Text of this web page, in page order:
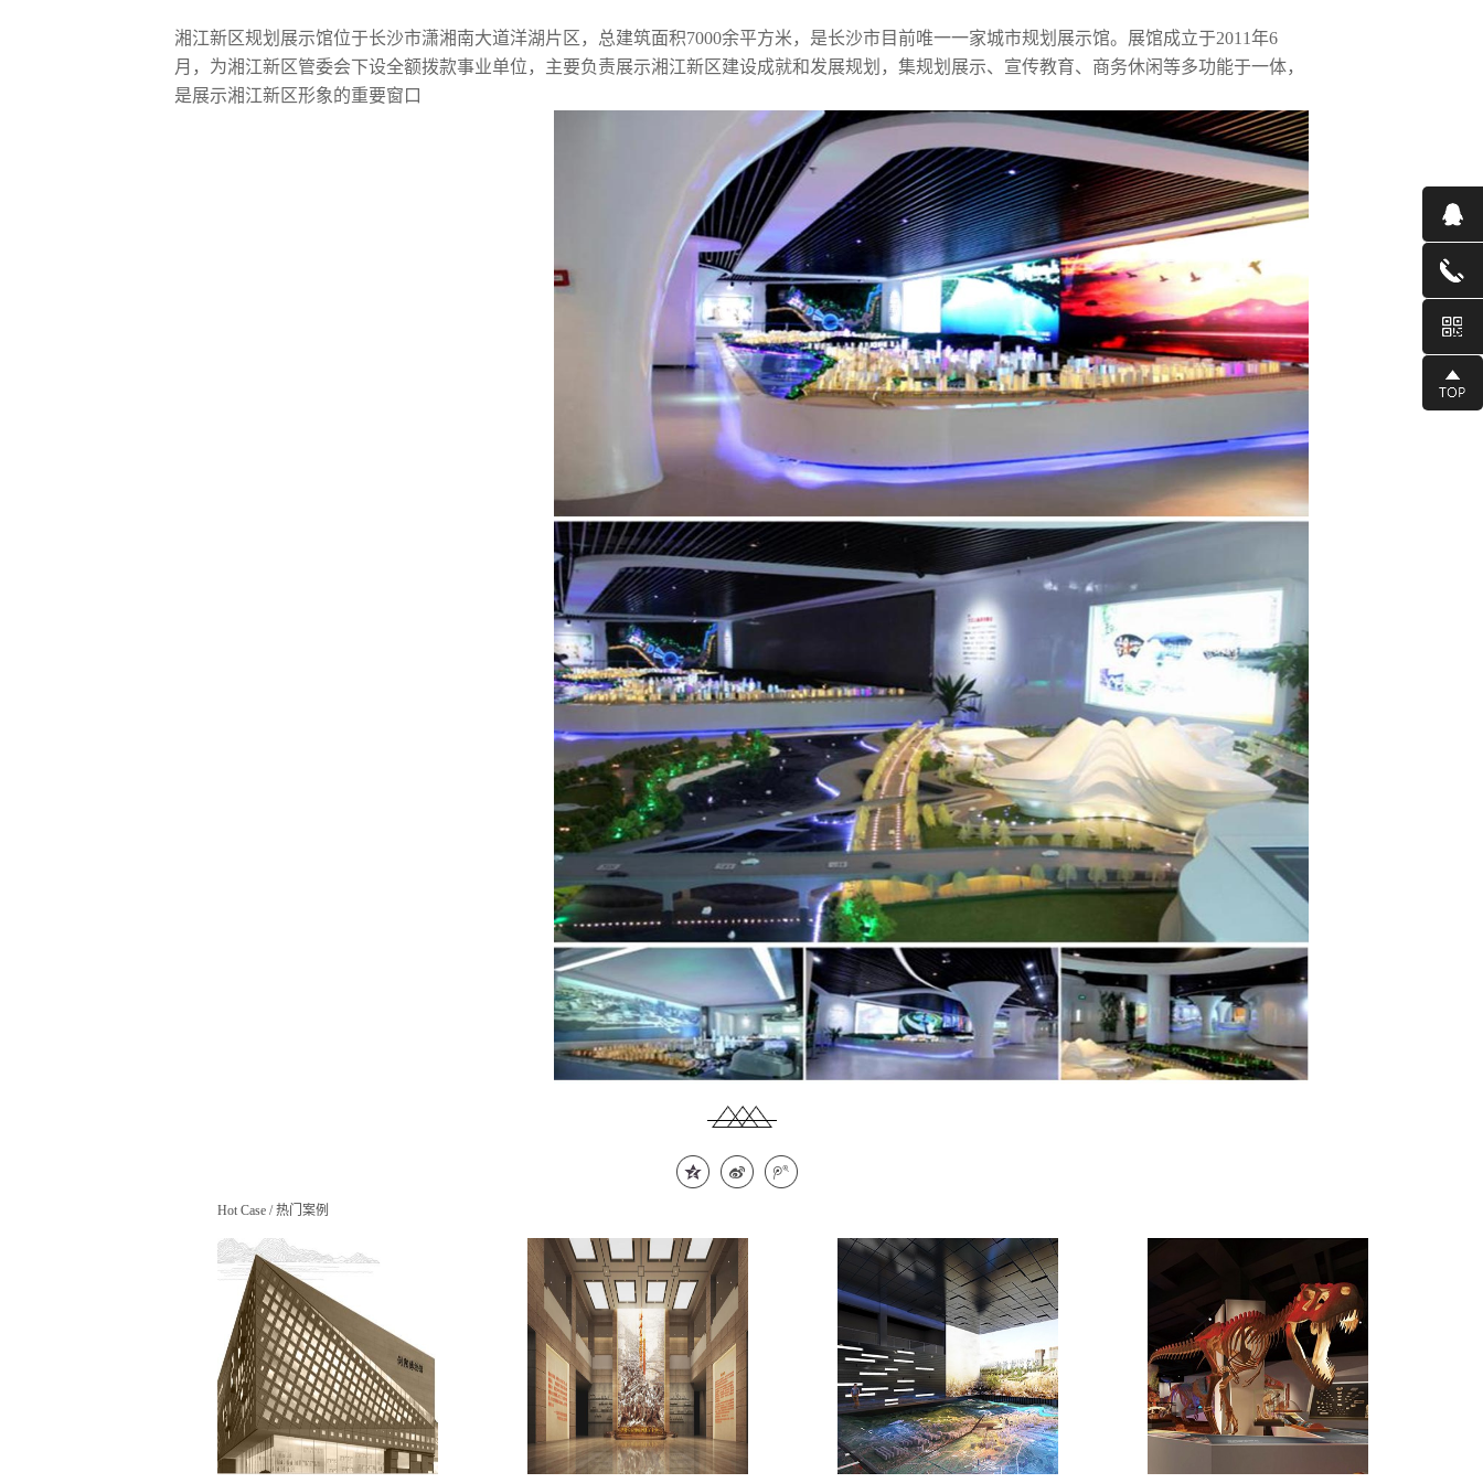
湘江新区规划展示馆位于长沙市潇湘南大道洋湖片区，总建筑面积7000余平方米，是长沙市目前唯一一家城市规划展示馆。展馆成立于2011年6
月，为湘江新区管委会下设全额拨款事业单位，主要负责展示湘江新区建设成就和发展规划，集规划展示、宣传教育、商务休闲等多功能于一体，
是展示湘江新区形象的重要窗口
Hot Case / 热门案例